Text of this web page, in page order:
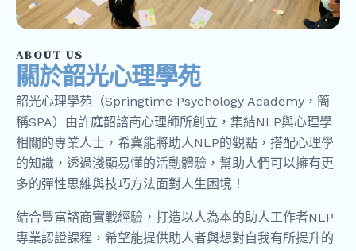
ABOUT US
關於韶光心理學苑
韶光心理學苑（Springtime Psychology Academy，簡
稱SPA）由許庭韶諮商心理師所創立，集結NLP與心理學
相關的專業人士，希冀能將助人NLP的觀點，搭配心理學
的知識，透過淺顯易懂的活動體驗，幫助人們可以擁有更
多的彈性思維與技巧方法面對人生困境！
結合豐富諮商實戰經驗，打造以人為本的助人工作者NLP
專業認證課程，希望能提供助人者與想對自我有所提升的